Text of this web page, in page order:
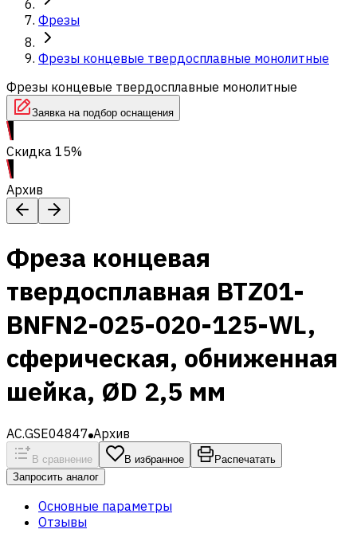
Фрезы
Фрезы концевые твердосплавные монолитные
Фрезы концевые твердосплавные монолитные
Заявка на подбор оснащения
Скидка 15%
Архив
Фреза концевая
твердосплавная BTZ01-
BNFN2-025-020-125-WL,
сферическая, обниженная
шейка, ØD 2,5 мм
AC.GSE04847 Архив
В сравнение В избранное
Распечатать
Запросить аналог
Основные параметры
Отзывы